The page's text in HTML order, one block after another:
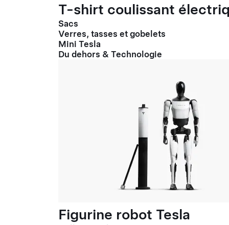
T-shirt coulissant
Sacs
Verres, tasses et gobelets
Mini Tesla
Du dehors & Technologie
Figurine robot Tesla